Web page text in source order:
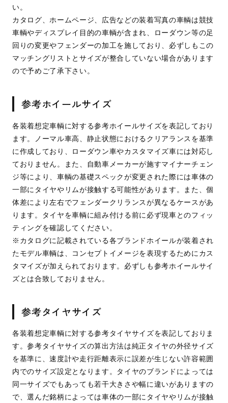
い。
カタログ、ホームページ、広告などの装着写真の車輌は競技
車輌やディスプレイ目的の車輌が含まれ、ローダウン等の足
回りの変更やフェンダーの加工を施しており、必ずしもこの
マッチングリストとサイズが整合していない場合があります
ので予めご了承下さい。
参考ホイールサイズ
各装着想定車輌に対する参考ホイールサイズを表記しており
ます。ノーマル車高、静止状態におけるクリアランスを基準
に作成しており、ローダウン車やカスタマイズ車には対応し
ておりません。また、自動車メーカーが施すマイナーチェン
ジ等により、車輌の基礎スペックが変更された際には車体の
一部にタイヤやリムが接触する可能性があります。また、個
体差により左右でフェンダークリランスが異なるケースがあ
ります。タイヤを車輌に組み付ける前に必ず現車とのフィッ
ティングを確認してください。
※カタログに記載されている各ブランドホイールが装着され
たモデル車輌は、コンセプトイメージを表現するためにカス
タマイズが加えられております。必ずしも参考ホイールサイ
ズとは合致しておりません。
参考タイヤサイズ
各装着想定車輌に対する参考タイヤサイズを表記しておりま
す。参考タイヤサイズの算出方法は純正タイヤの外径サイズ
を基準に、速度計や走行距離表示に誤差が生じない許容範囲
内でのサイズ設定となります。タイヤのブランドによっては
同一サイズでもあっても若干大きさや幅に違いがありますの
で、選んだ銘柄によっては車体の一部にタイヤやリムが接触